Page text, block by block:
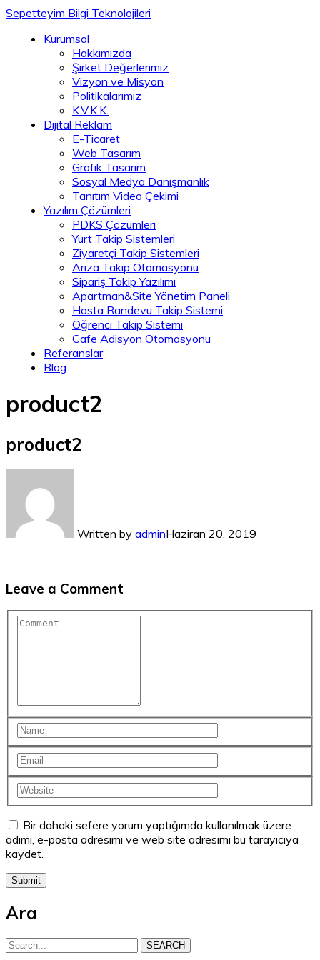
Sepetteyim Bilgi Teknolojileri
Kurumsal
Hakkımızda
Şirket Değerlerimiz
Vizyon ve Misyon
Politikalarımız
K.V.K.K.
Dijital Reklam
E-Ticaret
Web Tasarım
Grafik Tasarım
Sosyal Medya Danışmanlık
Tanıtım Video Çekimi
Yazılım Çözümleri
PDKS Çözümleri
Yurt Takip Sistemleri
Ziyaretçi Takip Sistemleri
Arıza Takip Otomasyonu
Sipariş Takip Yazılımı
Apartman&Site Yönetim Paneli
Hasta Randevu Takip Sistemi
Öğrenci Takip Sistemi
Cafe Adisyon Otomasyonu
Referanslar
Blog
product2
product2
Written by adminHaziran 20, 2019
Leave a Comment
Bir dahaki sefere yorum yaptığımda kullanılmak üzere
adımı, e-posta adresimi ve web site adresimi bu tarayıcıya
kaydet.
Ara
SEARCH